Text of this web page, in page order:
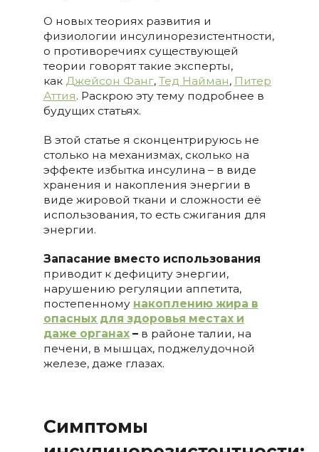
О новых теориях развития и
физиологии инсулинорезистентности,
о противоречиях существующей
теории говорят такие эксперты,
как Джейсон Фанг, Тед Найман, Питер
Аттия. Раскрою эту тему подробнее в
будущих статьях.
В этой статье я сконцентрируюсь не
столько на механизмах, сколько на
эффекте избытка инсулина – в виде
хранения и накопления энергии в
виде жировой ткани и сложности её
использования, то есть сжигания для
энергии.
Запасание вместо использования
приводит к дефициту энергии,
нарушению регуляции аппетита,
постепенному накоплению жира в
опасных для здоровья местах и
даже органах –в районе талии, на
печени, в мышцах, поджелудочной
железе, даже глазах.
Симптомы